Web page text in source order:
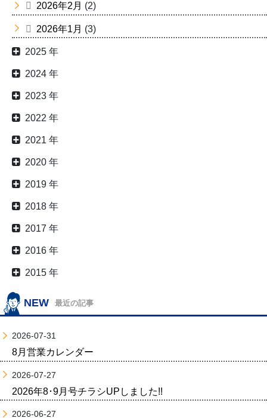
2026年2月 (2)
2026年1月 (3)
2025 年
2024 年
2023 年
2022 年
2021 年
2020 年
2019 年
2018 年
2017 年
2016 年
2015 年
NEW 最近の記事
2026-07-31
8月営業カレンダー
2026-07-27
2026年8･9月号チラシUPしました!!
2026-06-27